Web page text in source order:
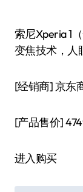
索尼Xperia 1
变焦技术，人
[经销商]京东
[产品售价]
进入购买